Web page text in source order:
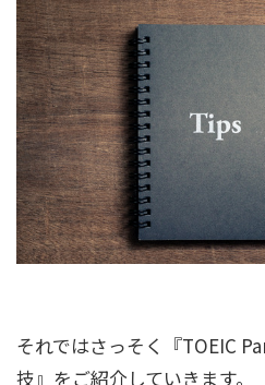
それではさっそく『TOEIC
技』をご紹介していきます。